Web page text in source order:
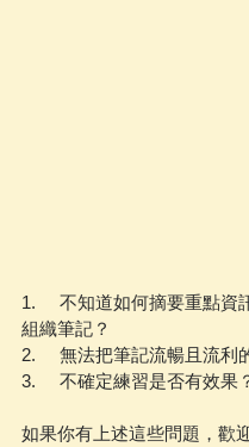
1.     不知道如何摘要重點
組織筆記？
2.     無法把筆記流暢且流利
3.     不確定練習是否有效果
如果你有上述這些問題，歡